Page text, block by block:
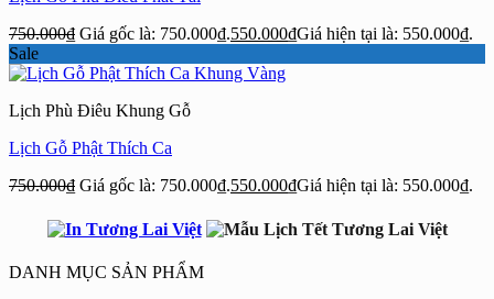
750.000₫ Giá gốc là: 750.000₫.550.000₫Giá hiện tại là: 550.000₫.
Sale
Lịch Phù Điêu Khung Gỗ
Lịch Gỗ Phật Thích Ca
750.000₫ Giá gốc là: 750.000₫.550.000₫Giá hiện tại là: 550.000₫.
DANH MỤC SẢN PHẨM